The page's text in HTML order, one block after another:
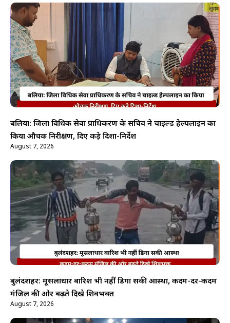
बलिया: जिला विधिक सेवा प्राधिकरण के सचिव ने चाइल्ड हेल्पलाइन का
किया औचक निरीक्षण, दिए कड़े दिशा-निर्देश
August 7, 2026
बुलंदशहर: मूसलाधार बारिश भी नहीं डिगा सकी आस्था, कदम-दर-कदम
मंजिल की ओर बढ़ते दिखे शिवभक्त
August 7, 2026